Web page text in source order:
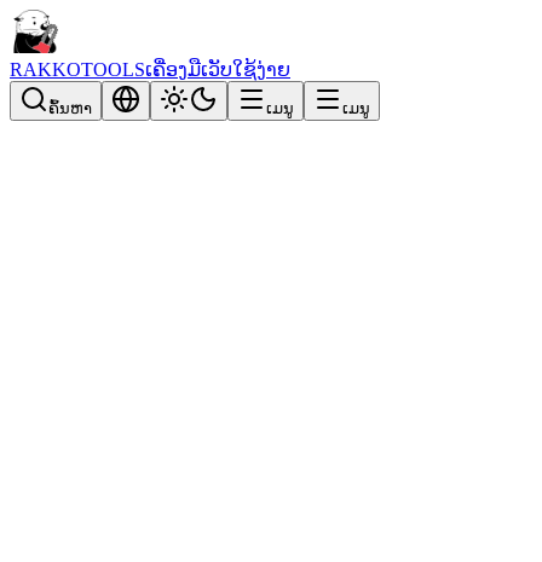
RAKKOTOOLSເຄື່ອງມືເວັບໃຊ້ງ່າຍ
ຄົ້ນຫາ ເມນູ ເມນູ